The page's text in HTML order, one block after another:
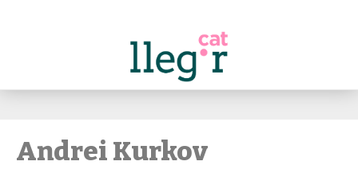
Andrei Kurkov